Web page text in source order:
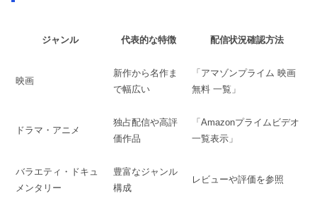
ジャンル 代表的な特徴 配信状況確認方法
映画
新作から名作ま
で幅広い
「アマゾンプライム 映画
無料 一覧」
ドラマ・アニメ
独占配信や高評
価作品
「Amazonプライムビデオ
一覧表示」
バラエティ・ドキュ
メンタリー
豊富なジャンル
構成
レビューや評価を参照